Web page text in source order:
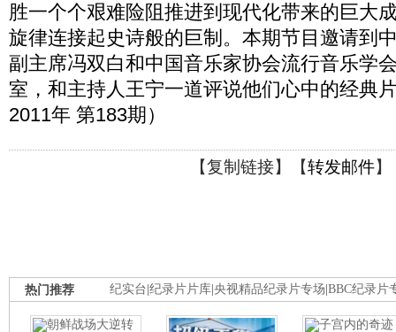
胜一个个艰难险阻推进到现代化带来的巨大
旋律连接起史诗般的巨制。本期节目邀请到
副主席冯双白和中国音乐家协会流行音乐学
室，和主持人王宁一道评说他们心中的经典
2011年 第183期）
【复制链接】【转发邮件】
纪实台 纪录片片库 央视精品纪录片专场 BBC纪录片
热门推荐